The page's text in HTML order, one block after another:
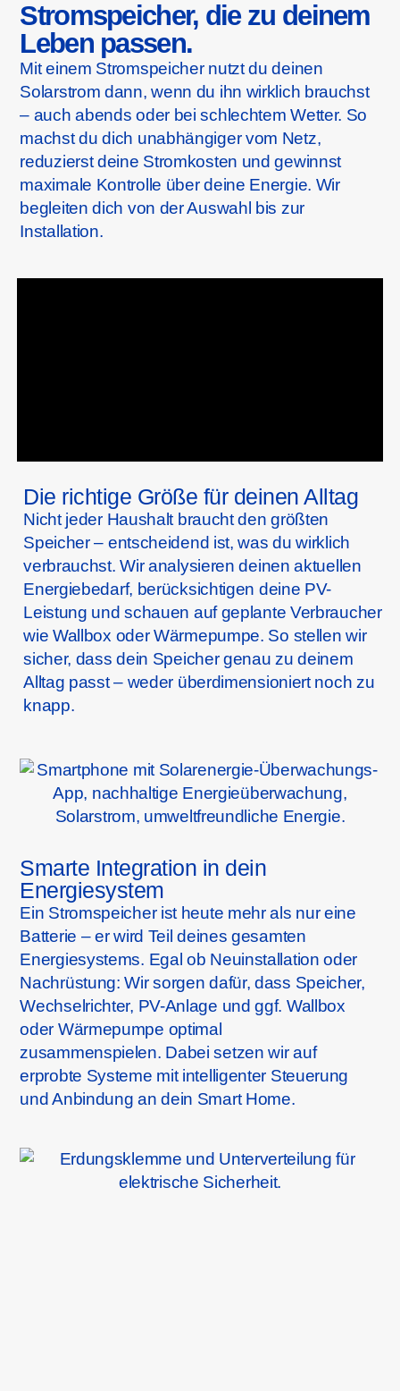
Stromspeicher, die zu deinem
Leben passen.
Mit einem Stromspeicher nutzt du deinen
Solarstrom dann, wenn du ihn wirklich brauchst
– auch abends oder bei schlechtem Wetter. So
machst du dich unabhängiger vom Netz,
reduzierst deine Stromkosten und gewinnst
maximale Kontrolle über deine Energie. Wir
begleiten dich von der Auswahl bis zur
Installation.
Die richtige Größe für deinen Alltag
Nicht jeder Haushalt braucht den größten
Speicher – entscheidend ist, was du wirklich
verbrauchst. Wir analysieren deinen aktuellen
Energiebedarf, berücksichtigen deine PV-
Leistung und schauen auf geplante Verbraucher
wie Wallbox oder Wärmepumpe. So stellen wir
sicher, dass dein Speicher genau zu deinem
Alltag passt – weder überdimensioniert noch zu
knapp.
Smarte Integration in dein
Energiesystem
Ein Stromspeicher ist heute mehr als nur eine
Batterie – er wird Teil deines gesamten
Energiesystems. Egal ob Neuinstallation oder
Nachrüstung: Wir sorgen dafür, dass Speicher,
Wechselrichter, PV-Anlage und ggf. Wallbox
oder Wärmepumpe optimal
zusammenspielen. Dabei setzen wir auf
erprobte Systeme mit intelligenter Steuerung
und Anbindung an dein Smart Home.